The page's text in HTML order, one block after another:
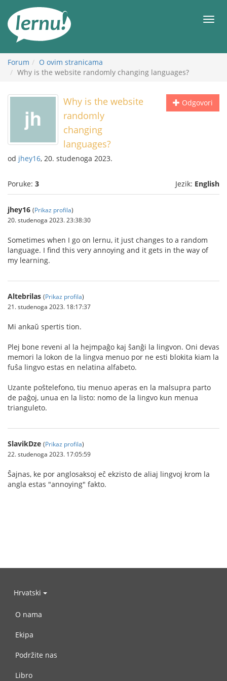
Meni
Forum
O ovim stranicama
Why is the website randomly changing languages?
Odgovori
Why is the website
randomly
changing
languages?
od jhey16, 20. studenoga 2023.
Poruke: 3 Jezik: English
jhey16 (Prikaz profila)
20. studenoga 2023. 23:38:30
Sometimes when I go on lernu, it just changes to a random
language. I find this very annoying and it gets in the way of
my learning.
Altebrilas (Prikaz profila)
21. studenoga 2023. 18:17:37
Mi ankaŭ spertis tion.
Plej bone reveni al la hejmpaĝo kaj ŝanĝi la lingvon. Oni devas
memori la lokon de la lingva menuo por ne esti blokita kiam la
fuŝa lingvo estas en nelatina alfabeto.
Uzante poŝtelefono, tiu menuo aperas en la malsupra parto
de paĝoj, unua en la listo: nomo de la lingvo kun menua
trianguleto.
SlavikDze (Prikaz profila)
22. studenoga 2023. 17:05:59
Ŝajnas, ke por anglosaksoj eĉ ekzisto de aliaj lingvoj krom la
angla estas "annoying" fakto.
Hrvatski
O nama
Ekipa
Podržite nas
Libro